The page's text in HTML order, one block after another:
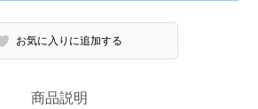
お気に入りに追加する
商品説明